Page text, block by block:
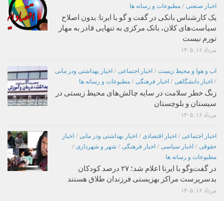
اخبار صنعتی / مطبوعات و رسانه ها
یک کارشناس بانکی در گفت و گو با ایرنا: بدون اصلاح
سیاست‌های کلان، بانک مرکزی به تنهایی قادر به مهار
تورم نیست
مرداد ۱۶, ۱۴۰۵
اب و هوا و محیط زیست / اخبار اجتماعی / اخبار بهداشتی ودر مانی
/ اخبار دانشگاهی / اخبار فرهنگی / مطبوعات و رسانه ها
زنگ خطر سلامت در سایه چالش‌های محیط زیستی در
سیستان و بلوچستان
مرداد ۱۶, ۱۴۰۵
اخبار اجتماعی / اخبار اقتصادی / اخبار بهداشتی ودر مانی / اخبار
حقوقی / اخبار سیاسی / اخبار فرهنگی / شهر و شهرداری /
مطبوعات و رسانه ها
در گفت‌وگو با ایرنا اعلام شد؛ ۲۷ درصد کودکان
بدسرپرست مراکز بهزیستی فرزندان طلاق هستند
مرداد ۱۶, ۱۴۰۵